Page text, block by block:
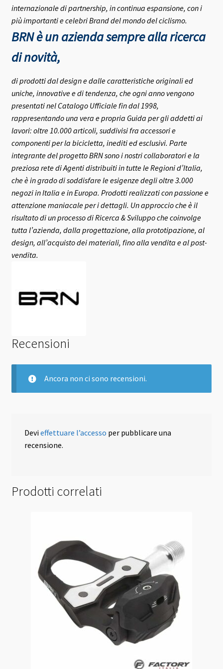
internazionale di partnership, in continua espansione, con i
più importanti e celebri Brand del mondo del ciclismo.
BRN è un azienda sempre alla ricerca
di novità,
di prodotti dal design e dalle caratteristiche originali ed
uniche, innovative e di tendenza, che ogni anno vengono
presentati nel Catalogo Ufficiale fin dal 1998,
rappresentando una vera e propria Guida per gli addetti ai
lavori: oltre 10.000 articoli, suddivisi fra accessori e
componenti per la bicicletta, inediti ed esclusivi. Parte
integrante del progetto BRN sono i nostri collaboratori e la
preziosa rete di Agenti distribuiti in tutte le Regioni d’Italia,
che è in grado di soddisfare le esigenze degli oltre 3.000
negozi in Italia e in Europa. Prodotti realizzati con passione e
attenzione maniacale per i dettagli. Un approccio che è il
risultato di un processo di Ricerca & Sviluppo che coinvolge
tutta l’azienda, dalla progettazione, alla prototipazione, al
design, all’acquisto dei materiali, fino alla vendita e al post-
vendita.
Recensioni
Ancora non ci sono recensioni.
Devieffettuare l’accesso per pubblicare una
recensione.
Prodotti correlati